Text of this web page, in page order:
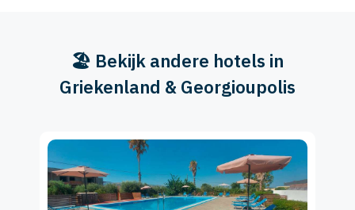
🏖️ Bekijk andere hotels in
Griekenland & Georgioupolis